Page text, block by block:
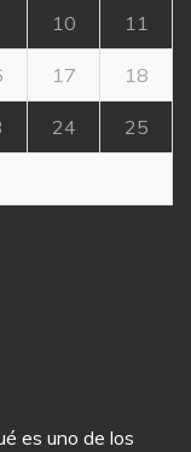
10 11
17 18
24 25
es uno de los